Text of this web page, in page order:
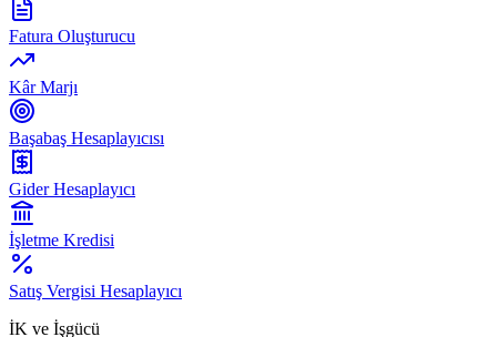
Fatura Oluşturucu
Kâr Marjı
Başabaş Hesaplayıcısı
Gider Hesaplayıcı
İşletme Kredisi
Satış Vergisi Hesaplayıcı
İK ve İşgücü